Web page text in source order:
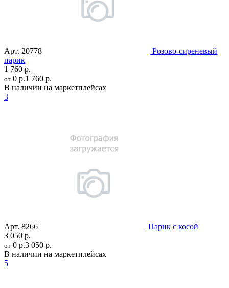
Арт. 20778
Розово-сиреневый
парик
1 760 р.
от 0 р.1 760 р.
В наличии на маркетплейсах
3
Арт. 8266
Парик с косой
3 050 р.
от 0 р.3 050 р.
В наличии на маркетплейсах
5